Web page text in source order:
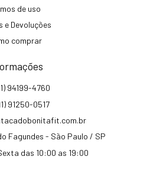
de uso
e Devoluções
comprar
94199-4760
91250-0517
Fagundes - São Paulo / SP
das 10:00 as 19:00